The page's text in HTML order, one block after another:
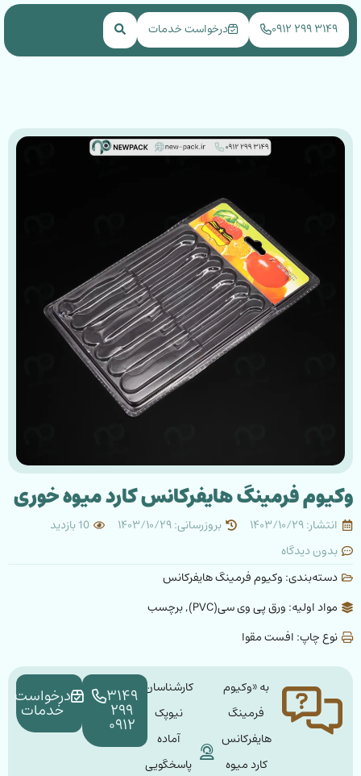
NEWPACK
۳۱۴۹ ۲۹۹ ۰۹۱۲ درخواست خدمات
وکیوم فرمینگ هایفرکانس کارد میوه خوری
انتشار: ۱۴۰۳/۱۰/۲۹ بروزرسانی: ۱۴۰۳/۱۰/۲۹
10 بازدید
بدون دیدگاه
دسته‌بندی: وکیوم فرمینگ هایفرکانس
مواد اولیه: ورق پی وی سی(PVC), برچسب
نوع چاپ: افست مقوا
به «وکیوم
فرمینگ
هایفرکانس
کارد میوه
کارشناسان
نیوپک
آماده
پاسخگویی
۳۱۴۹
۲۹۹
۰۹۱۲
درخواست
خدمات